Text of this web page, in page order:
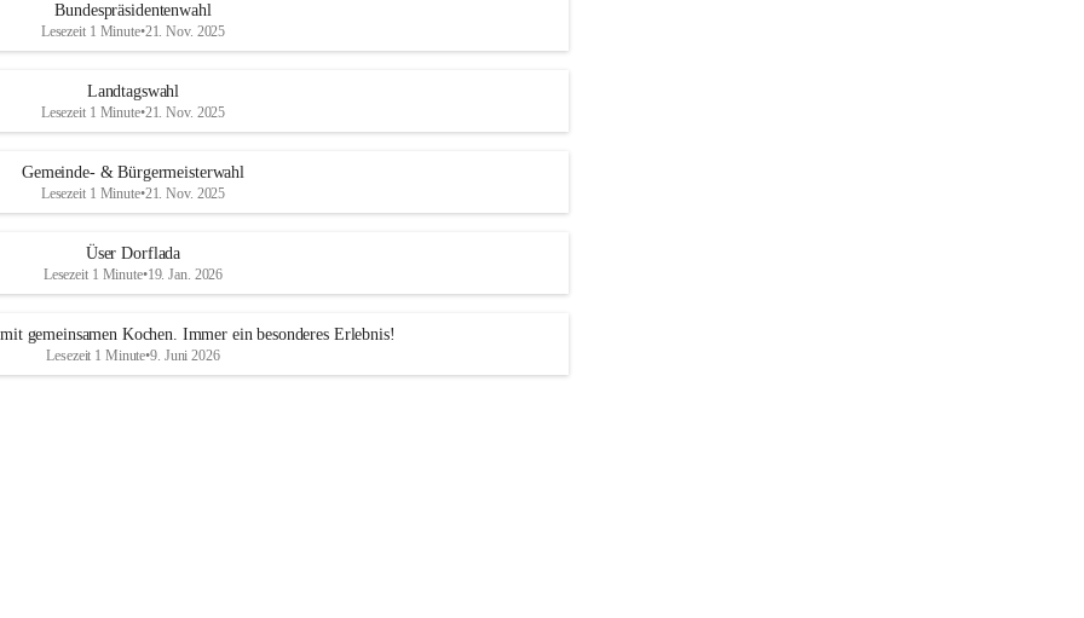
Bundespräsidentenwahl
Lesezeit 1 Minute•21. Nov. 2025
Landtagswahl
Lesezeit 1 Minute•21. Nov. 2025
Gemeinde- & Bürgermeisterwahl
Lesezeit 1 Minute•21. Nov. 2025
Üser Dorflada
Lesezeit 1 Minute•19. Jan. 2026
gemeinsamen Kochen. Immer ein besonderes Erlebnis!
Lesezeit 1 Minute•9. Juni 2026